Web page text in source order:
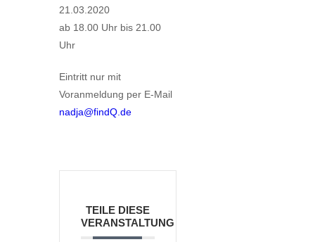
21.03.2020
ab 18.00 Uhr bis 21.00
Uhr
Eintritt nur mit
Voranmeldung per E-Mail
nadja@findQ.de
TEILE DIESE
VERANSTALTUNG